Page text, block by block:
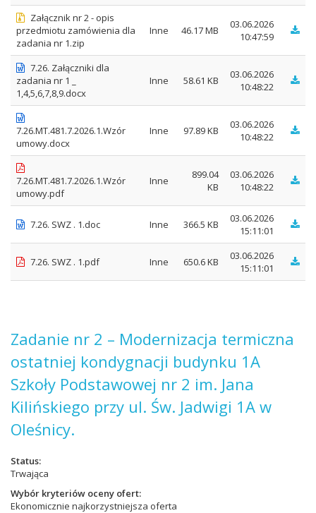
Załącznik nr 2 - opis
przedmiotu zamówienia dla
zadania nr 1.zip
Inne 46.17 MB
03.06.2026
10:47:59
7.26. Załączniki dla
zadania nr 1 _
1,4,5,6,7,8,9.docx
Inne 58.61 KB
03.06.2026
10:48:22
7.26.MT.481.7.2026.1.Wzór
umowy.docx
Inne 97.89 KB
03.06.2026
10:48:22
7.26.MT.481.7.2026.1.Wzór
umowy.pdf
Inne
899.04
KB
03.06.2026
10:48:22
7.26. SWZ . 1.doc Inne 366.5 KB
03.06.2026
15:11:01
7.26. SWZ . 1.pdf Inne 650.6 KB
03.06.2026
15:11:01
Zadanie nr 2 – Modernizacja termiczna
ostatniej kondygnacji budynku 1A
Szkoły Podstawowej nr 2 im. Jana
Kilińskiego przy ul. Św. Jadwigi 1A w
Oleśnicy.
Status
Trwająca
Wybór kryteriów oceny ofert
Ekonomicznie najkorzystniejsza oferta